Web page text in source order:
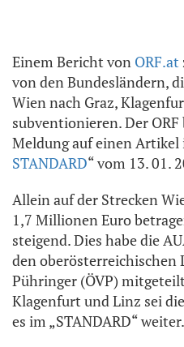
Einem Bericht von ORF.at
von den Bundesländern,
Wien nach Graz,
subventionieren. Der
Meldung auf einen Artikel
STANDARD“ vom 13. 01.
Allein auf der Strecken
1,7 Millionen Euro
steigend. Dies habe die
den oberösterreichischen
Pühringer (ÖVP)
Klagenfurt und Linz sei
es im „STANDARD“ weiter.